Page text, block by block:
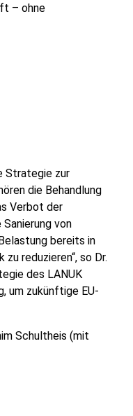
– ohne
Strategie zur
die Behandlung
Verbot der
von
bereits in
reduzieren“, so Dr.
des LANUK
um zukünftige EU-
Schultheis (mit